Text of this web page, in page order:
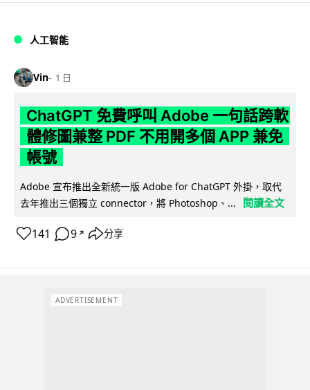
人工智能
Vin 1 日
ChatGPT 免費呼叫 Adobe 一句話跨軟
體修圖兼整 PDF 不用開多個 APP 兼免
帳號
Adobe 宣布推出全新統一版 Adobe for ChatGPT 外掛，取代
去年推出三個獨立 connector，將 Photoshop、...
閱讀全文
141 9 ↗ 分享
ADVERTISEMENT